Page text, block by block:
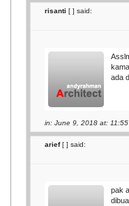
risanti [] said:
ada
in: June 9, 2018 at:
arief[] said:
pak